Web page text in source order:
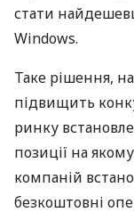
стати
Windows.
Таке рішення,
підвищить
ринку
позиції на
компаній
безкоштовні